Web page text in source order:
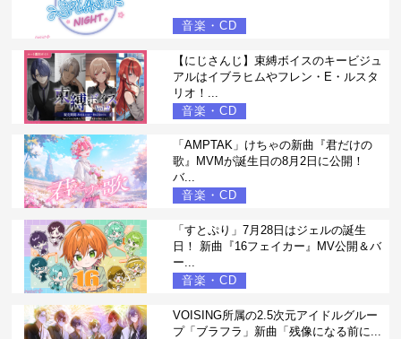
音楽・CD
【にじさんじ】束縛ボイスのキービジュ
アルはイブラヒムやフレン・E・ルスタ
リオ！...
音楽・CD
「AMPTAK」けちゃの新曲『君だけの
歌』MVMが誕生日の8月2日に公開！
バ...
音楽・CD
「すとぷり」7月28日はジェルの誕生
日！ 新曲『16フェイカー』MV公開＆バ
ー...
音楽・CD
VOISING所属の2.5次元アイドルグルー
プ「ブラフラ」新曲「残像になる前に...